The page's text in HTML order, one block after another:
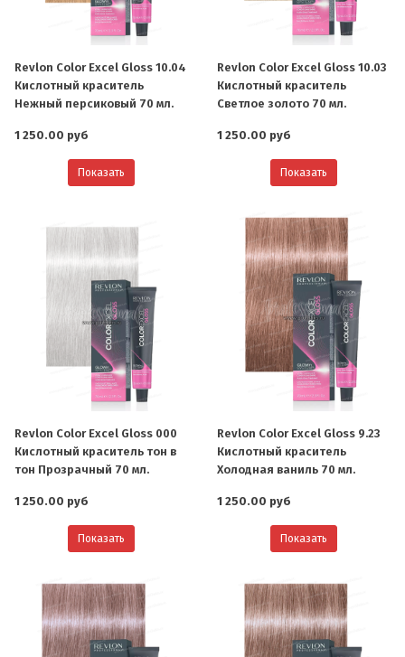
Revlon Color Excel Gloss 10.04
Кислотный краситель
Нежный персиковый 70 мл.
1 250.00 руб
Показать
Revlon Color Excel Gloss 10.03
Кислотный краситель
Светлое золото 70 мл.
1 250.00 руб
Показать
Revlon Color Excel Gloss 000
Кислотный краситель тон в
тон Прозрачный 70 мл.
1 250.00 руб
Показать
Revlon Color Excel Gloss 9.23
Кислотный краситель
Холодная ваниль 70 мл.
1 250.00 руб
Показать